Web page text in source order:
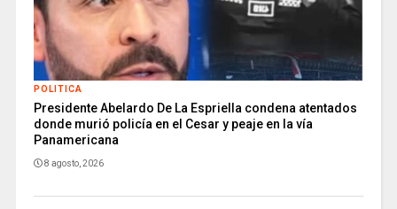
POLITICA
Presidente Abelardo De La Espriella condena atentados
donde murió policía en el Cesar y peaje en la vía
Panamericana
8 agosto, 2026